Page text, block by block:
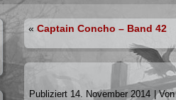
«Captain Concho – Band 42
Publiziert 14. November 2014 |Von